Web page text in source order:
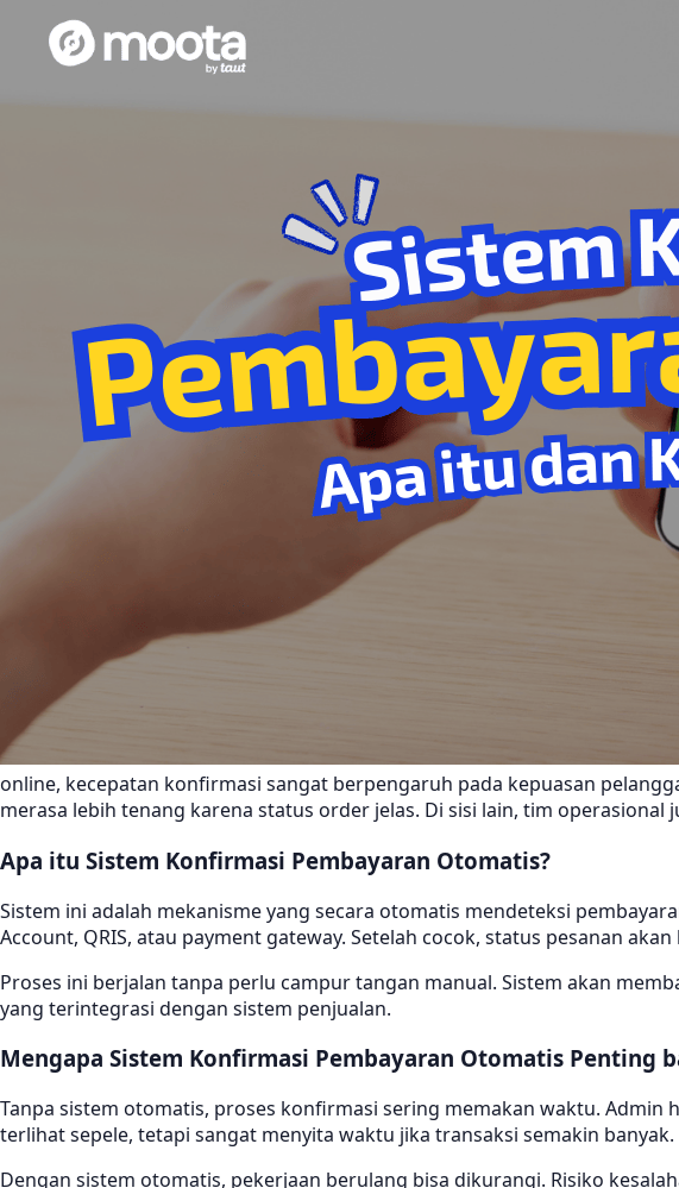
online, kecepatan konfirmasi sangat berpengaruh pada kepuasan
merasa lebih tenang karena status order jelas. Di sisi lain, tim operasional
Apa itu Sistem Konfirmasi Pembayaran Otomatis?
Sistem ini adalah mekanisme yang secara otomatis mendeteksi
Account, QRIS, atau payment gateway. Setelah cocok, status pesanan
Proses ini berjalan tanpa perlu campur tangan manual. Sistem akan
yang terintegrasi dengan sistem penjualan.
Mengapa Sistem Konfirmasi Pembayaran Otomatis Penting
Tanpa sistem otomatis, proses konfirmasi sering memakan waktu.
terlihat sepele, tetapi sangat menyita waktu jika transaksi semakin banyak.
Dengan sistem otomatis, pekerjaan berulang bisa dikurangi. Risiko